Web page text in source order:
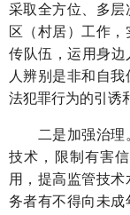
采取全方位、多
区（村居）工作
传队伍，运用身边
人辨别是非和自
法犯罪行为的引诱
二是加强治理。
技术，限制有害
用，提高监管技
务者有不得向未成